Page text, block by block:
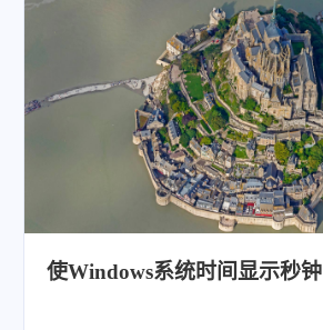
使Windows系统时间显示秒钟